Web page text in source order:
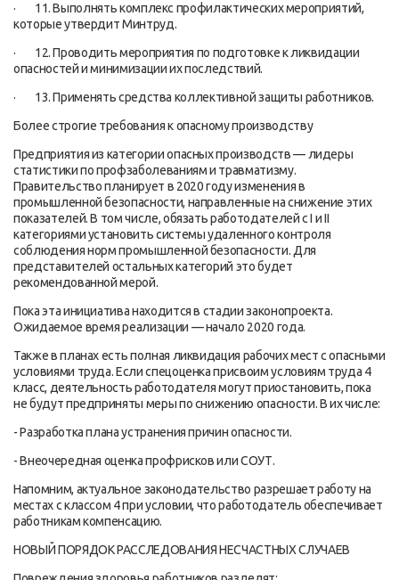
· 11. Выполнять комплекс профилактических мероприятий,
которые утвердит Минтруд.
· 12. Проводить мероприятия по подготовке к ликвидации
опасностей и минимизации их последствий.
· 13. Применять средства коллективной защиты работников.
Более строгие требования к опасному производству
Предприятия из категории опасных производств — лидеры
статистики по профзаболеваниям и травматизму.
Правительство планирует в 2020 году изменения в
промышленной безопасности, направленные на снижение этих
показателей. В том числе, обязать работодателей с I и II
категориями установить системы удаленного контроля
соблюдения норм промышленной безопасности. Для
представителей остальных категорий это будет
рекомендованной мерой.
Пока эта инициатива находится в стадии законопроекта.
Ожидаемое время реализации — начало 2020 года.
Также в планах есть полная ликвидация рабочих мест с опасными
условиями труда. Если спецоценка присвоим условиям труда 4
класс, деятельность работодателя могут приостановить, пока
не будут предприняты меры по снижению опасности. В их числе:
- Разработка плана устранения причин опасности.
- Внеочередная оценка профрисков или СОУТ.
Напомним, актуальное законодательство разрешает работу на
местах с классом 4 при условии, что работодатель обеспечивает
работникам компенсацию.
НОВЫЙ ПОРЯДОК РАССЛЕДОВАНИЯ НЕСЧАСТНЫХ СЛУЧАЕВ